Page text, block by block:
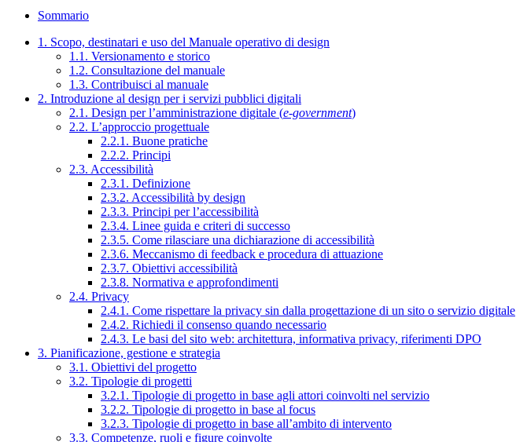
Sommario
1. Scopo, destinatari e uso del Manuale operativo di design
1.1. Versionamento e storico
1.2. Consultazione del manuale
1.3. Contribuisci al manuale
2. Introduzione al design per i servizi pubblici digitali
2.1. Design per l’amministrazione digitale (e-government)
2.2. L’approccio progettuale
2.2.1. Buone pratiche
2.2.2. Principi
2.3. Accessibilità
2.3.1. Definizione
2.3.2. Accessibilità by design
2.3.3. Principi per l’accessibilità
2.3.4. Linee guida e criteri di successo
2.3.5. Come rilasciare una dichiarazione di accessibilità
2.3.6. Meccanismo di feedback e procedura di attuazione
2.3.7. Obiettivi accessibilità
2.3.8. Normativa e approfondimenti
2.4. Privacy
2.4.1. Come rispettare la privacy sin dalla progettazione di un sito o servizio digitale
2.4.2. Richiedi il consenso quando necessario
2.4.3. Le basi del sito web: architettura, informativa privacy, riferimenti DPO
3. Pianificazione, gestione e strategia
3.1. Obiettivi del progetto
3.2. Tipologie di progetti
3.2.1. Tipologie di progetto in base agli attori coinvolti nel servizio
3.2.2. Tipologie di progetto in base al focus
3.2.3. Tipologie di progetto in base all’ambito di intervento
3.3. Competenze, ruoli e figure coinvolte